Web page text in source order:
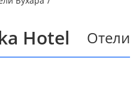
Hotel Отели